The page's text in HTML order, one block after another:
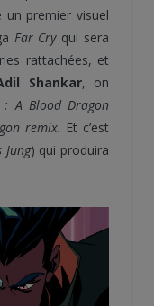
un premier visuel
Far Cryqui sera
rattachées, et
Shankar, on
: A Blood Dragon
remix. Et c’est
Jung) qui produira